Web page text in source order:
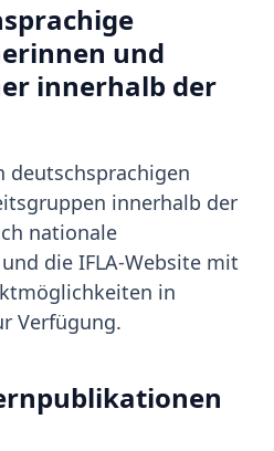
und
innerhalb der
deutschsprachigen
innerhalb der
nationale
die IFLA-Website mit
in
Verfügung.